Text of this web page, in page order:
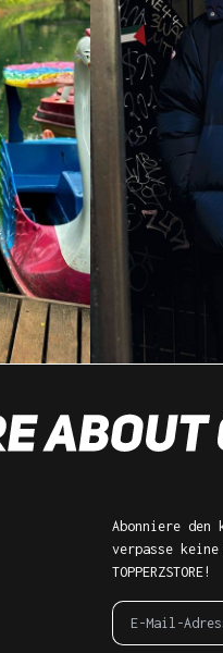
Abonniere den
verpasse keine
TOPPERZSTORE!